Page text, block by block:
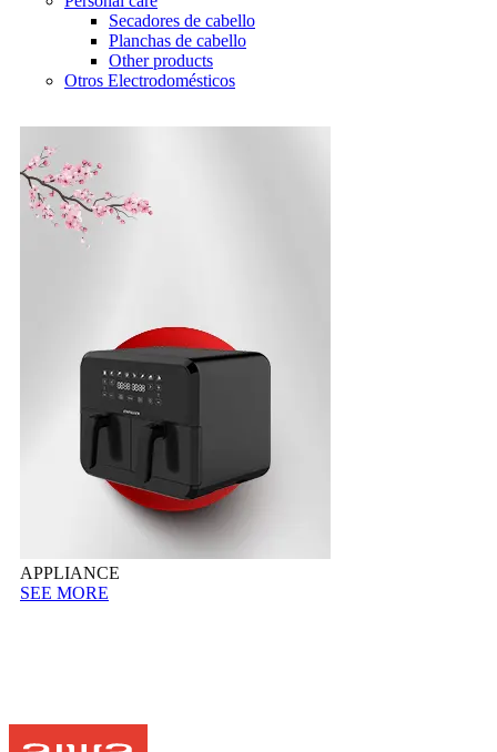
Secadores de cabello
Planchas de cabello
Other products
Otros Electrodomésticos
APPLIANCE
SEE MORE